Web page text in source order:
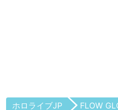
ホロライブJP FLOW